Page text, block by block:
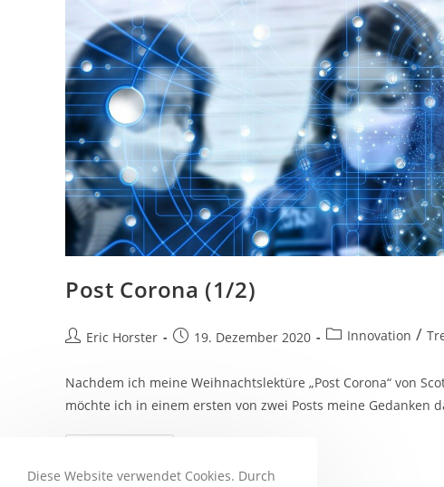
Post Corona (1/2)
Beitrags-
Eric Horster
Beitrag19. Dezember 2020
Beitrags-
Innovation /
Nachdem ich meine Weihnachtslektüre „Post Corona“ von
möchte ich in einem ersten von zwei Posts meine Gedanken
(1/2)
Diese Website verwendet Cookies. Durch